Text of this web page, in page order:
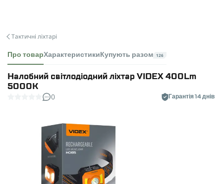
Тактичні ліхтарі
Про товарХарактеристики Купують разом 126
Налобний світлодіодний ліхтар VIDEX 400Lm
5000K
0 Гарантія 14 днів